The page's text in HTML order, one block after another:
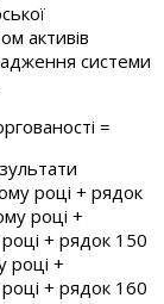
активів
системи
=
році + рядок
році +
+ рядок 150
році +
+ рядок 160